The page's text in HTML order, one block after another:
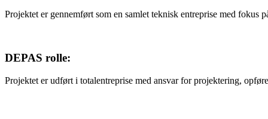
Projektet er gennemført som en samlet teknisk entreprise med fokus
DEPAS rolle:
Projektet er udført i totalentreprise med ansvar for projektering,